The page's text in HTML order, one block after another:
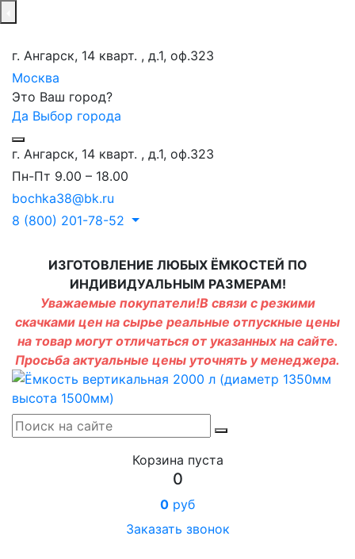
г. Ангарск, 14 кварт. , д.1, оф.323
Москва
Это Ваш город?
Да Выбор города
г. Ангарск, 14 кварт. , д.1, оф.323
Пн-Пт 9.00 – 18.00
bochka38@bk.ru
8 (800) 201-78-52
ИЗГОТОВЛЕНИЕ ЛЮБЫХ ЁМКОСТЕЙ ПО
ИНДИВИДУАЛЬНЫМ РАЗМЕРАМ!
Уважаемые покупатели!В связи с резкими
скачками цен на сырье реальные отпускные цены
на товар могут отличаться от указанных на сайте.
Просьба актуальные цены уточнять у менеджера.
Корзина пуста
0
0 руб
Заказать звонок